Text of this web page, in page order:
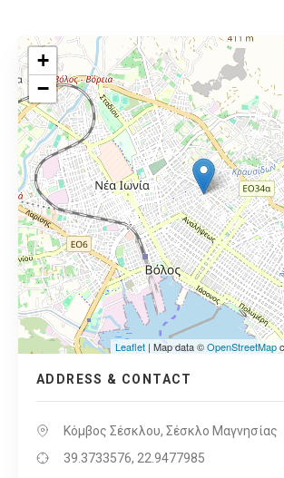
+
−
Leaflet | Map data ©OpenStreetMap
ADDRESS & CONTACT
Κόμβος Σέσκλου, Σέσκλο Μαγνησίας
39.3733576, 22.9477985